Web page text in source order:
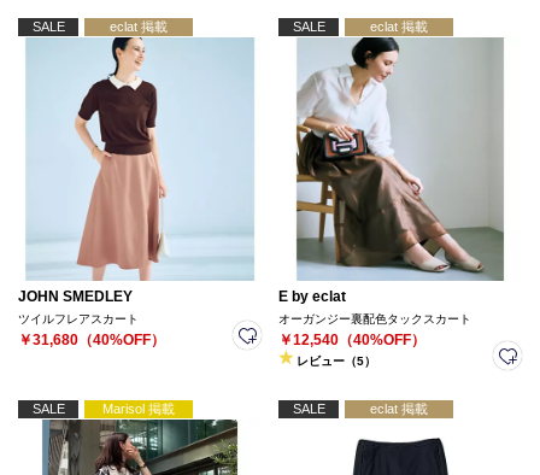
SALE eclat 掲載
JOHN SMEDLEY
ツイルフレアスカート
￥31,680（40%OFF）
SALE eclat 掲載
E by eclat
オーガンジー裏配色タックスカート
￥12,540（40%OFF）
レビュー（5）
SALE Marisol 掲載 SALE eclat 掲載